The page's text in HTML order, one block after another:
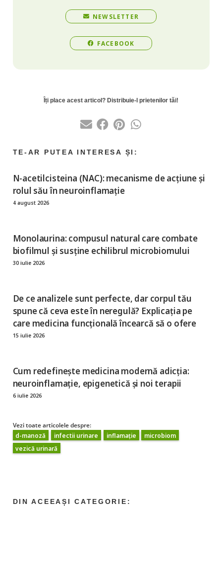
N-acetilcisteina (NAC): mecanisme de acțiune și
rolul său în neuroinflamație
4 august 2026
Monolaurina: compusul natural care combate
biofilmul și susține echilibrul microbiomului
30 iulie 2026
De ce analizele sunt perfecte, dar corpul tău
spune că ceva este în neregulă? Explicația pe
care medicina funcțională încearcă să o ofere
15 iulie 2026
Cum redefinește medicina modernă adicția:
neuroinflamație, epigenetică și noi terapii
6 iulie 2026
Vezi toate articolele despre:
d-manoză
infectii urinare inflamație
microbiom
vezică urinară
NEWSLETTER
FACEBOOK